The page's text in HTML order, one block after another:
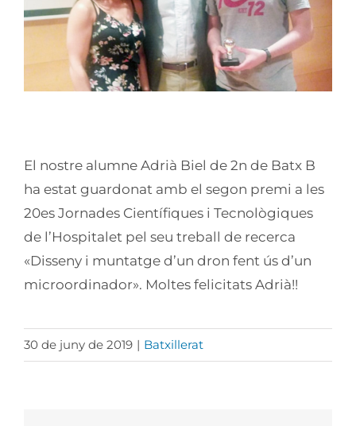
El nostre alumne Adrià Biel de 2n de Batx B
ha estat guardonat amb el segon premi a les
20es Jornades Científiques i Tecnològiques
de l’Hospitalet pel seu treball de recerca
«Disseny i muntatge d’un dron fent ús d’un
microordinador». Moltes felicitats Adrià!!
30 de juny de 2019 | Batxillerat